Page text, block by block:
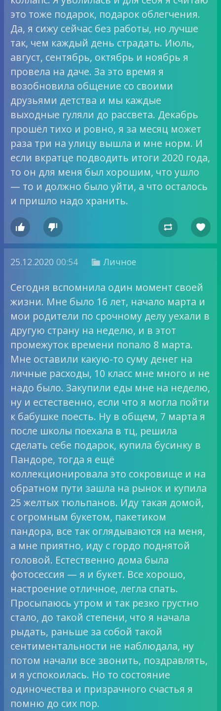
это тоже подарок, подарок облегчения.
Да, я сижу сейчас без работы, но лучше
так, чем каждый день страдать. Июль,
август, сентябрь, октябрь и ноябрь я
провела на даче. За это время я
возобновила общение со своими
друзьями детства и мы каждые
выходные гуляли до рассвета. Декабрь
прошёл тихо и ровно, я за месяц может
раза три на улицу вышла и мне норм. И
если вкратце подводить итоги 2020 года,
то он для меня был хорошим, что ушло
— то и должно было уйти, а что осталось
и пришло надо хранить.
   
25.12.2020 00:54  Личное
Сегодня вспомнила один момент своей
жизни. Мне было 16 лет, начало марта и
мои родители по срочному делу уехали в
другую страну на неделю, и в этот
промежуток времени попало 8 марта.
Мне оставили какую-то суму денег на
личные расходы, 10 класс мне много и не
надо было. Закупили еды мне на неделю,
ну и естественно, если что я могла пойти
к бабушке поесть. Ну в общем, 7 марта я
после школы поехала в тц, решила
сделать себе подарок, купила бусинку в
Пандоре, тогда я ещё
коллекционировала это сокровище и на
обратном пути зашла на рынок и купила
25 желтых тюльпанов. Иду такая домой,
с огромным букетом, пакетиком
пандора, все так оглядываются на меня,
а мне приятно, иду с гордо поднятой
головой. Естественно дома была
фотосессия — я и букет. Все хорошо,
настроение отличное, легла спать.
Просыпаюсь утром и так резко грустно
стало, до такой степени, что я начала
рыдать, раньше за собой такой
сентиментальности не наблюдала, ну
потом начали все звонить, поздравлять,
и я успокоилась. Но то состояние
одиночества и призрачного счастья я
помню до сих пор.